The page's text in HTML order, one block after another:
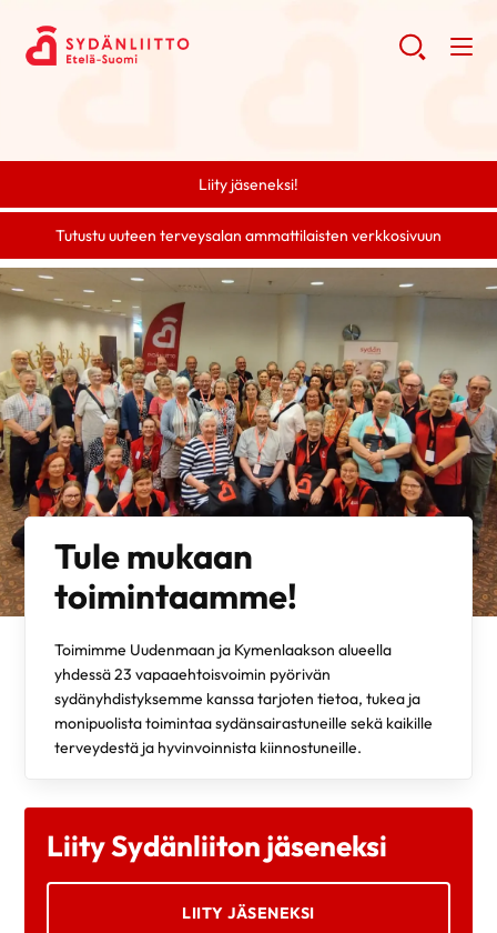
Liity jäseneksi!
Tutustu uuteen terveysalan ammattilaisten verkkosivuun
Tule mukaan
toimintaamme!
Toimimme Uudenmaan ja Kymenlaakson alueella
yhdessä 23 vapaaehtoisvoimin pyörivän
sydänyhdistyksemme kanssa tarjoten tietoa, tukea ja
monipuolista toimintaa sydänsairastuneille sekä kaikille
terveydestä ja hyvinvoinnista kiinnostuneille.
Liity Sydänliiton jäseneksi
LIITY JÄSENEKSI